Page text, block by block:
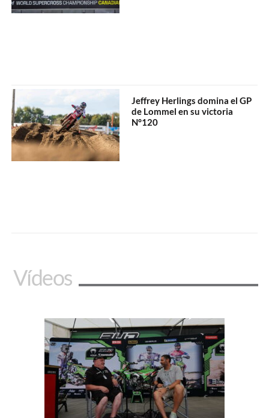
Jeffrey Herlings domina el GP
de Lommel en su victoria
N°120
Vídeos